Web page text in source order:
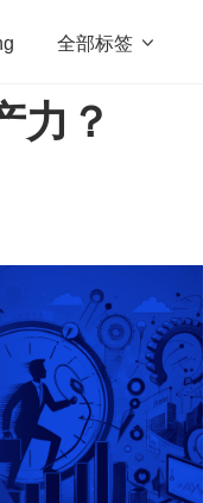
全部标签 
Web3.0
力？